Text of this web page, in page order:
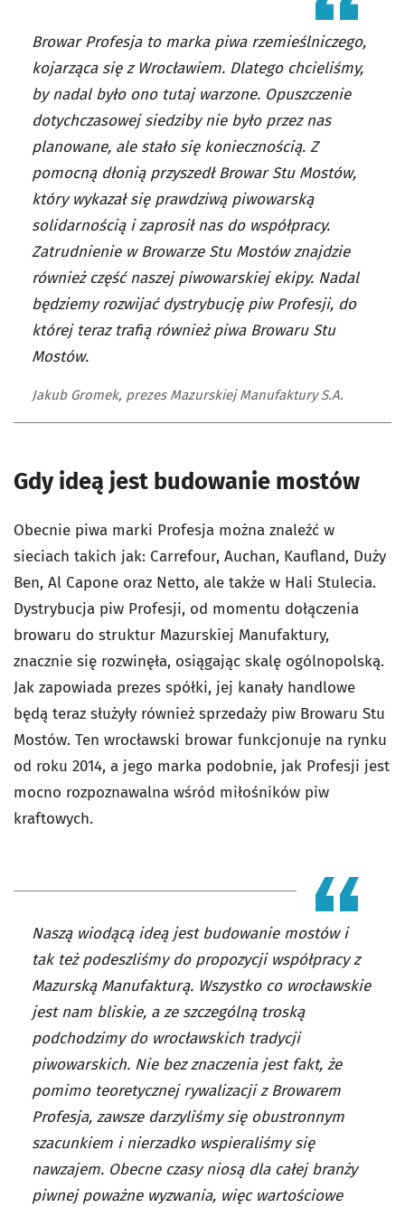
Browar Profesja to marka piwa rzemieślniczego,
kojarząca się z Wrocławiem. Dlatego chcieliśmy,
by nadal było ono tutaj warzone. Opuszczenie
dotychczasowej siedziby nie było przez nas
planowane, ale stało się koniecznością. Z
pomocną dłonią przyszedł Browar Stu Mostów,
który wykazał się prawdziwą piwowarską
solidarnością i zaprosił nas do współpracy.
Zatrudnienie w Browarze Stu Mostów znajdzie
również część naszej piwowarskiej ekipy. Nadal
będziemy rozwijać dystrybucję piw Profesji, do
której teraz trafią również piwa Browaru Stu
Mostów.
Jakub Gromek, prezes Mazurskiej Manufaktury S.A.
Gdy ideą jest budowanie mostów
Obecnie piwa marki Profesja można znaleźć w
sieciach takich jak: Carrefour, Auchan, Kaufland, Duży
Ben, Al Capone oraz Netto, ale także w Hali Stulecia.
Dystrybucja piw Profesji, od momentu dołączenia
browaru do struktur Mazurskiej Manufaktury,
znacznie się rozwinęła, osiągając skalę ogólnopolską.
Jak zapowiada prezes spółki, jej kanały handlowe
będą teraz służyły również sprzedaży piw Browaru Stu
Mostów. Ten wrocławski browar funkcjonuje na rynku
od roku 2014, a jego marka podobnie, jak Profesji jest
mocno rozpoznawalna wśród miłośników piw
kraftowych.
Naszą wiodącą ideą jest budowanie mostów i
tak też podeszliśmy do propozycji współpracy z
Mazurską Manufakturą. Wszystko co wrocławskie
jest nam bliskie, a ze szczególną troską
podchodzimy do wrocławskich tradycji
piwowarskich. Nie bez znaczenia jest fakt, że
pomimo teoretycznej rywalizacji z Browarem
Profesja, zawsze darzyliśmy się obustronnym
szacunkiem i nierzadko wspieraliśmy się
nawzajem. Obecne czasy niosą dla całej branży
piwnej poważne wyzwania, więc wartościowe